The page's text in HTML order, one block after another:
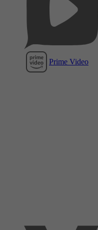
Prime Video